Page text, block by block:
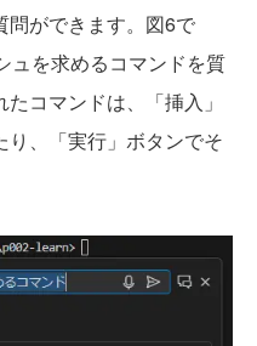
問ができます。図6で
ュを求めるコマンドを質
コマンドは、「挿入」
、「実行」ボタンでそ